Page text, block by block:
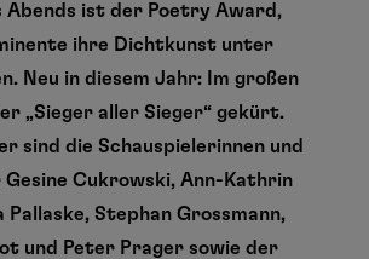
Abends ist der Poetry Award,
ihre Dichtkunst unter
Neu in diesem Jahr: Im großen
„Sieger aller Sieger“ gekürt.
sind die Schauspielerinnen und
Gesine Cukrowski, Ann-Kathrin
Pallaske, Stephan Grossmann,
und Peter Prager sowie der